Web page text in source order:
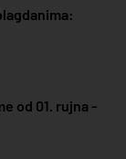
od 01. rujna -